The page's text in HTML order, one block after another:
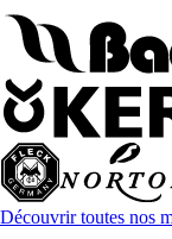
Découvrir toutes nos